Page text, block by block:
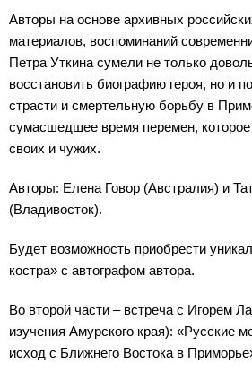
Авторы на основе архивных
материалов, воспоминаний
Петра Уткина сумели не только
восстановить биографию героя, но и
страсти и смертельную борьбу в
сумасшедшее время перемен,
своих и чужих.
Авторы: Елена Говор (Австралия) и
(Владивосток).
Будет возможность приобрести
костра» с автографом автора.
Во второй части – встреча с Игорем
изучения Амурского края): «Русские
исход с Ближнего Востока в